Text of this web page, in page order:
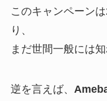
このキャンペーン
り、
まだ世間一般には
逆を言えば、